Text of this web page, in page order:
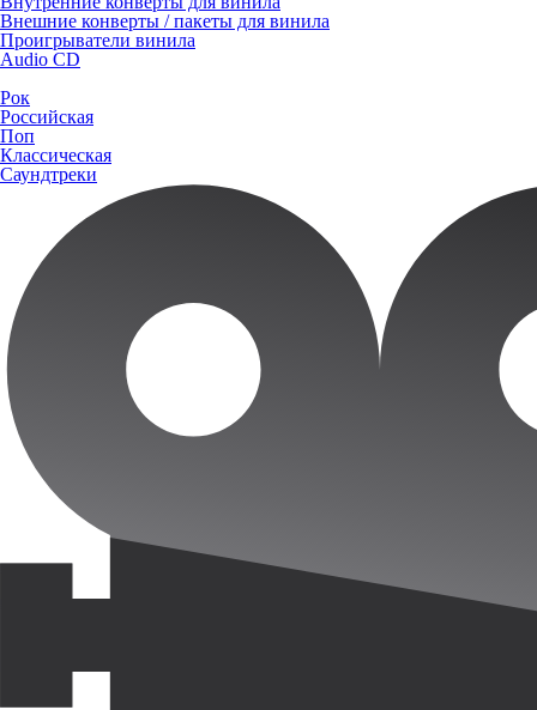
Внешние конверты / пакеты для винила
Проигрыватели винила
Audio CD
Рок
Российская
Поп
Классическая
Саундтреки